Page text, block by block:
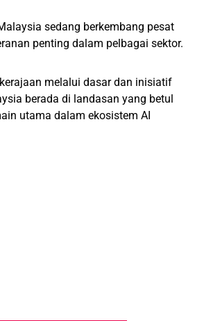
sedang berkembang pesat
penting dalam pelbagai sektor.
melalui dasar dan inisiatif
berada di landasan yang betul
utama dalam ekosistem AI